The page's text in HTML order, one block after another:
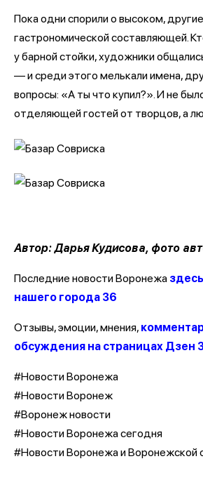
Пока одни спорили о высоком,
гастрономической составляющей.
у барной стойки, художники
— и среди этого мелькали имена,
вопросы: «А ты что купил?». И не
отделяющей гостей от творцов, а
Автор: Дарья Кудисова, фото
Последние новости Воронежа
нашего города 36
Отзывы, эмоции, мнения,
обсуждения на страницах Дзен
#Новости Воронежа
#Новости Воронеж
#Воронеж новости
#Новости Воронежа сегодня
#Новости Воронежа и Воронежской